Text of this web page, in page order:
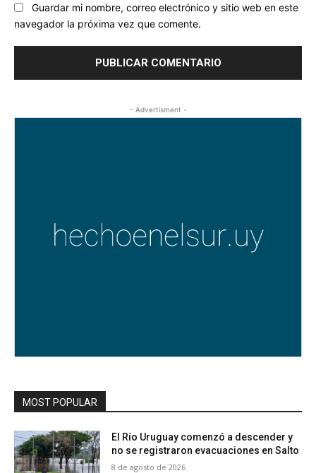
Guardar mi nombre, correo electrónico y sitio web en este
navegador la próxima vez que comente.
- Advertisment -
MOST POPULAR
El Río Uruguay comenzó a descender y
no se registraron evacuaciones en Salto
8 de agosto de 2026